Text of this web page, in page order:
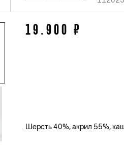
19.900 ₽
Шерсть 40%, акрил 55%,